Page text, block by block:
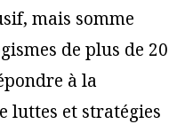
mais somme
de plus de 20
à la
luttes et stratégies